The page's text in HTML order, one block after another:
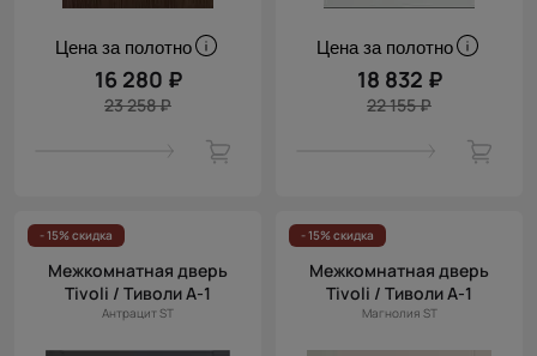
Цена за полотно
16 280 ₽
23 258 ₽
Цена за полотно
18 832 ₽
22 155 ₽
- 15% скидка
Межкомнатная дверь
Tivoli / Тиволи А-1
Антрацит ST
- 15% скидка
Межкомнатная дверь
Tivoli / Тиволи А-1
Магнолия ST